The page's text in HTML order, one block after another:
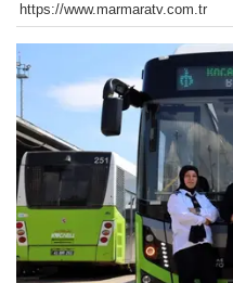
https://www.marmaratv.com.tr